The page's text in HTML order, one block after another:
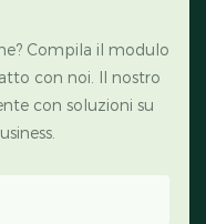
Compila il modulo
con noi. Il nostro
con soluzioni su